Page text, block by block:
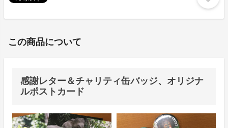
この商品について
感謝レター＆チャリティ缶バッジ、オリジナ
ルポストカード